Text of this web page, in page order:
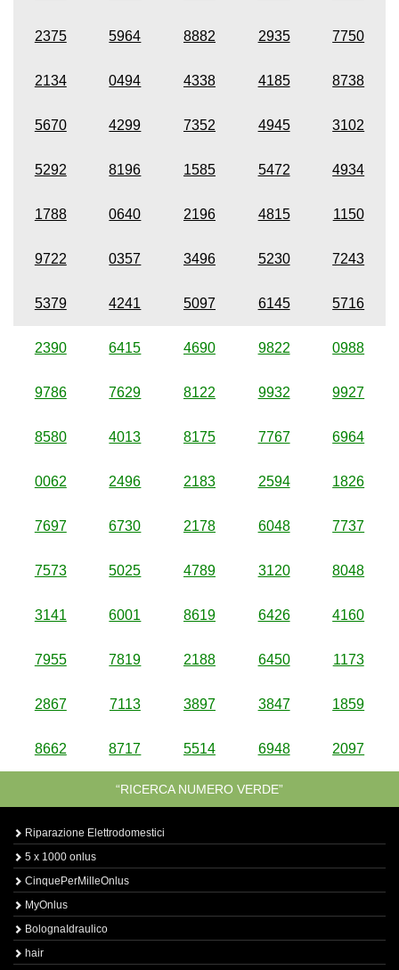
2375 5964 8882 2935 7750
2134 0494 4338 4185 8738
5670 4299 7352 4945 3102
5292 8196 1585 5472 4934
1788 0640 2196 4815 1150
9722 0357 3496 5230 7243
5379 4241 5097 6145 5716
2390 6415 4690 9822 0988
9786 7629 8122 9932 9927
8580 4013 8175 7767 6964
0062 2496 2183 2594 1826
7697 6730 2178 6048 7737
7573 5025 4789 3120 8048
3141 6001 8619 6426 4160
7955 7819 2188 6450 1173
2867 7113 3897 3847 1859
8662 8717 5514 6948 2097
“RICERCA NUMERO VERDE”
Riparazione Elettrodomestici
5 x 1000 onlus
CinquePerMilleOnlus
MyOnlus
BolognaIdraulico
hair